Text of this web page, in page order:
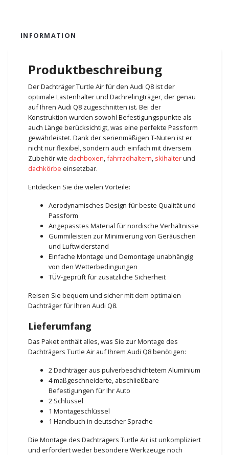
INFORMATION
Produktbeschreibung
Der Dachträger Turtle Air für den Audi Q8 ist der
optimale Lastenhalter und Dachrelingträger, der genau
auf Ihren Audi Q8 zugeschnitten ist. Bei der
Konstruktion wurden sowohl Befestigungspunkte als
auch Länge berücksichtigt, was eine perfekte Passform
gewährleistet. Dank der serienmäßigen T-Nuten ist er
nicht nur flexibel, sondern auch einfach mit diversem
Zubehör wie dachboxen,fahrradhaltern, skihalterund
dachkörbe einsetzbar.
Entdecken Sie die vielen Vorteile:
Aerodynamisches Design für beste Qualität und
Passform
Angepasstes Material für nordische Verhältnisse
Gummileisten zur Minimierung von Geräuschen
und Luftwiderstand
Einfache Montage und Demontage unabhängig
von den Wetterbedingungen
TÜV-geprüft für zusätzliche Sicherheit
Reisen Sie bequem und sicher mit dem optimalen
Dachträger für Ihren Audi Q8.
Lieferumfang
Das Paket enthält alles, was Sie zur Montage des
Dachträgers Turtle Air auf Ihrem Audi Q8 benötigen:
2 Dachträger aus pulverbeschichtetem Aluminium
4 maßgeschneiderte, abschließbare
Befestigungen für Ihr Auto
2 Schlüssel
1 Montageschlüssel
1 Handbuch in deutscher Sprache
Die Montage des Dachträgers Turtle Air ist unkompliziert
und erfordert weder besondere Werkzeuge noch